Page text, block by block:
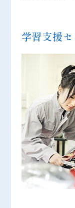
学習支援